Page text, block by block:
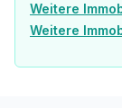
Weitere
Weitere